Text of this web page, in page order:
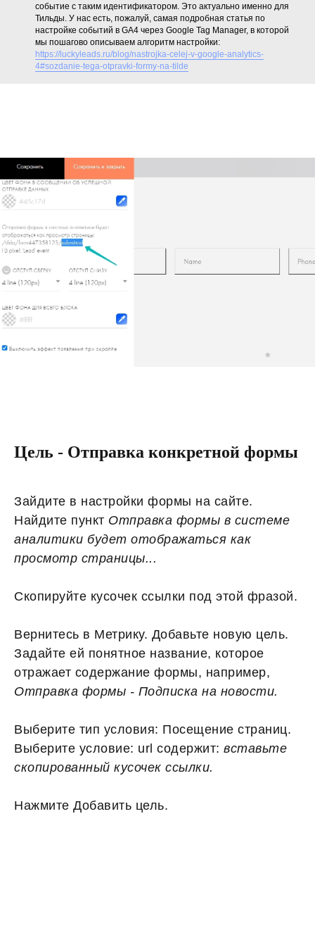
событие с таким идентификатором. Это актуально именно для
Тильды. У нас есть, пожалуй, самая подробная статья по
настройке событий в GA4 через Google Tag Manager, в которой
мы пошагово описываем алгоритм настройки:
https://luckyleads.ru/blog/nastrojka-celej-v-google-analytics-
4#sozdanie-tega-otpravki-formy-na-tilde
Цель - Отправка конкретной формы
Зайдите в настройки формы на сайте.
Найдите пункт Отправка формы в системе
аналитики будет отображаться как
просмотр страницы...
Скопируйте кусочек ссылки под этой фразой.
Вернитесь в Метрику. Добавьте новую цель.
Задайте ей понятное название, которое
отражает содержание формы, например,
Отправка формы - Подписка на новости.
Выберите тип условия: Посещение страниц.
Выберите условие: url содержит: вставьте
скопированный кусочек ссылки.
Нажмите Добавить цель.